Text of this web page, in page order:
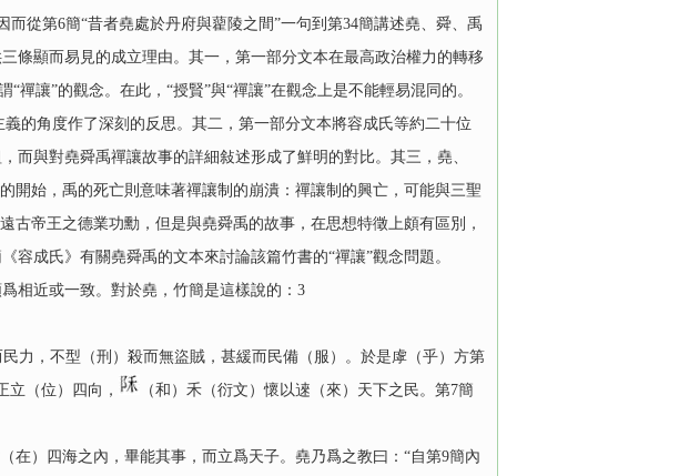
從第6簡“昔者堯處於丹府與藋陵之間”一句到第34簡講述堯、舜、禹
條顯而易見的成立理由。其一，第一部分文本在最高政治權力的轉移
禪讓”的觀念。在此，“授賢”與“禪讓”在觀念上是不能輕易混同的。
的角度作了深刻的反思。其二，第一部分文本將容成氏等約二十位
與對堯舜禹禪讓故事的詳細敍述形成了鮮明的對比。其三，堯、
開始，禹的死亡則意味著禪讓制的崩潰：禪讓制的興亡，可能與三聖
帝王之德業功勳，但是與堯舜禹的故事，在思想特徵上頗有區別，
成氏》有關堯舜禹的文本來討論該篇竹書的“禪讓”觀念問題。
相近或一致。對於堯，竹簡是這樣說的：3
力，不型（刑）殺而無盜賊，甚緩而民備（服）。於是虖（乎）方第
（位）四向，
（和）禾（衍文）懷以逨（來）天下之民。第7簡
（在）四海之內，畢能其事，而立爲天子。堯乃爲之教曰：“自第9簡內